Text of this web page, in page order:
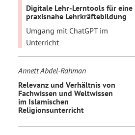
Digitale Lehr-Lerntools für eine
praxisnahe Lehrkräftebildung
Umgang mit ChatGPT im
Unterricht
Annett Abdel-Rahman
Relevanz und Verhältnis von
Fachwissen und Weltwissen
im Islamischen
Religionsunterricht